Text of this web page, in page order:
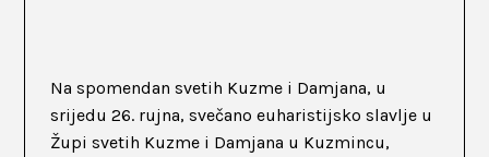
Na spomendan svetih Kuzme i Damjana, u
srijedu 26. rujna, svečano euharistijsko slavlje u
Župi svetih Kuzme i Damjana u Kuzmincu,